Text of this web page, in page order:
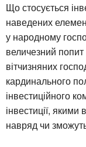
Що стосується
наведених
у народному
величезний попит
вітчизняних
кардинального
інвестиційного
інвестиції,
навряд чи